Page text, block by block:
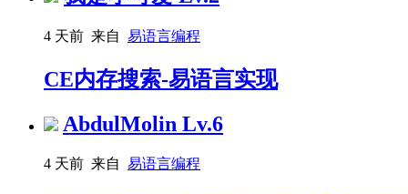
4 天前 来自 易语言编程
CE内存搜索-易语言实现
AbdulMolin Lv.6
4 天前 来自 易语言编程